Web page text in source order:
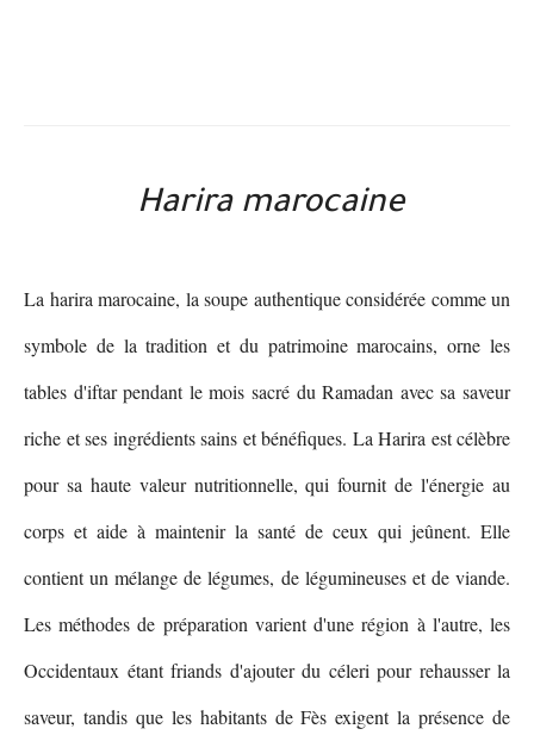
Harira marocaine
La harira marocaine, la soupe authentique considérée comme un
symbole de la tradition et du patrimoine marocains, orne les
tables d'iftar pendant le mois sacré du Ramadan avec sa saveur
riche et ses ingrédients sains et bénéfiques. La Harira est célèbre
pour sa haute valeur nutritionnelle, qui fournit de l'énergie au
corps et aide à maintenir la santé de ceux qui jeûnent. Elle
contient un mélange de légumes, de légumineuses et de viande.
Les méthodes de préparation varient d'une région à l'autre, les
Occidentaux étant friands d'ajouter du céleri pour rehausser la
saveur, tandis que les habitants de Fès exigent la présence de